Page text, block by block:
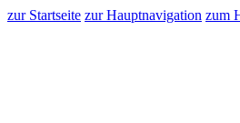
zur Startseite zur Hauptnavigation zum